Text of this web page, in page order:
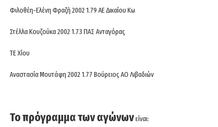
Φιλοθέη-Ελένη Φραζή 2002 1.79 ΑΕ Δικαίου Κω
Στέλλα Κουζούκα 2002 1.73 ΠΑΣ Ανταγόρας
ΤΕ Χίου
Αναστασία Μουτάφη 2002 1.77 Βούρειος ΑΟ Λιβαδιών
Το πρόγραμμα των αγώνωνείναι: